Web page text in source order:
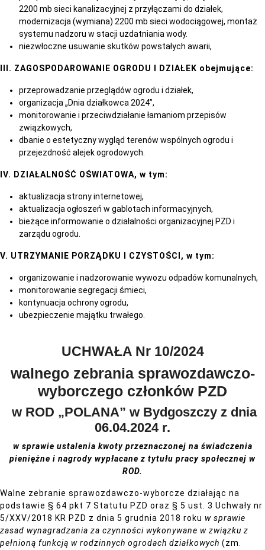
2200 mb sieci kanalizacyjnej z przyłączami do działek,
modernizacja (wymiana) 2200 mb sieci wodociągowej, montaż
systemu nadzoru w stacji uzdatniania wody.
niezwłoczne usuwanie skutków powstałych awarii,
III. ZAGOSPODAROWANIE OGRODU I DZIAŁEK obejmujące:
przeprowadzanie przeglądów ogrodu i działek,
organizacja „Dnia działkowca 2024”,
monitorowanie i przeciwdziałanie łamaniom przepisów
związkowych,
dbanie o estetyczny wygląd terenów wspólnych ogrodu i
przejezdność alejek ogrodowych.
IV. DZIAŁALNOŚĆ OŚWIATOWA, w tym:
aktualizacja strony internetowej,
aktualizacja ogłoszeń w gablotach informacyjnych,
bieżące informowanie o działalności organizacyjnej PZD i
zarządu ogrodu.
V. UTRZYMANIE PORZĄDKU I CZYSTOŚCI, w tym:
organizowanie i nadzorowanie wywozu odpadów komunalnych,
monitorowanie segregacji śmieci,
kontynuacja ochrony ogrodu,
ubezpieczenie majątku trwałego.
UCHWAŁA Nr 10/2024
walnego zebrania sprawozdawczo-
wyborczego członków PZD
w ROD „POLANA” w Bydgoszczy z dnia
06.04.2024 r.
w sprawie ustalenia kwoty przeznaczonej na świadczenia
pieniężne i nagrody wypłacane z tytułu pracy społecznej w
ROD.
Walne zebranie sprawozdawczo-wyborcze działając na
podstawie § 64 pkt 7 Statutu PZD oraz § 5 ust. 3 Uchwały nr
5/XXV/2018 KR PZD z dnia 5 grudnia 2018 roku w sprawie
zasad wynagradzania za czynności wykonywane w związku z
pełnioną funkcją w rodzinnych ogrodach działkowych (zm.